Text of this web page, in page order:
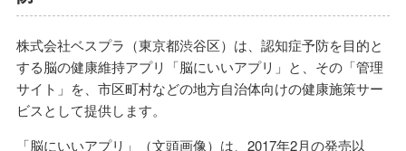
株式会社ベスプラ（東京都渋谷区）は、認知症予防を目的と
する脳の健康維持アプリ「脳にいいアプリ」と、その「管理
サイト」を、市区町村などの地方自治体向けの健康施策サー
ビスとして提供します。
「脳にいいアプリ」（文頭画像）は、2017年2月の発売以